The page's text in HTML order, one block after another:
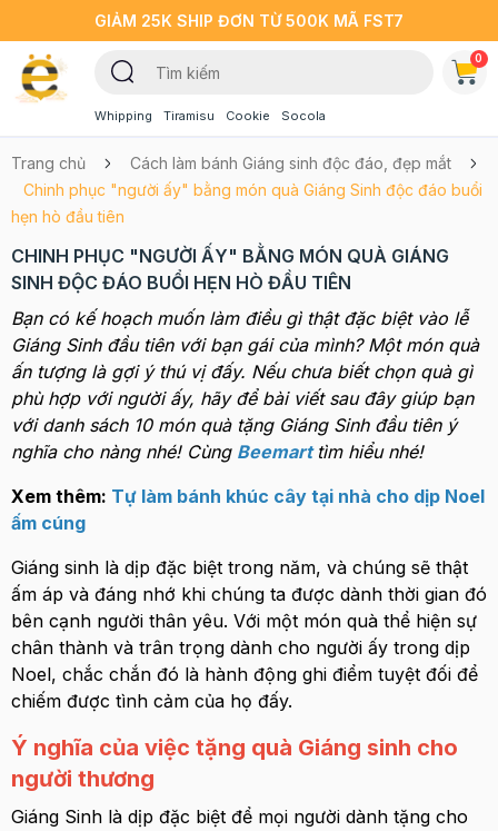
GIẢM 25K SHIP ĐƠN TỪ 500K MÃ FST7
Whipping Tiramisu Cookie Socola
0
Trang chủ
Cách làm bánh Giáng sinh độc đáo, đẹp mắt
Chinh phục "người ấy" bằng món quà Giáng Sinh độc đáo buổi
hẹn hò đầu tiên
CHINH PHỤC "NGƯỜI ẤY" BẰNG MÓN QUÀ GIÁNG
SINH ĐỘC ĐÁO BUỔI HẸN HÒ ĐẦU TIÊN
Bạn có kế hoạch muốn làm điều gì thật đặc biệt vào lễ
Giáng Sinh đầu tiên với bạn gái của mình? Một món quà
ấn tượng là gợi ý thú vị đấy. Nếu chưa biết chọn quà gì
phù hợp với người ấy, hãy để bài viết sau đây giúp bạn
với danh sách 10 món quà tặng Giáng Sinh đầu tiên ý
nghĩa cho nàng nhé! Cùng Beemart tìm hiểu nhé!
Xem thêm: Tự làm bánh khúc cây tại nhà cho dịp Noel
ấm cúng
Giáng sinh là dịp đặc biệt trong năm, và chúng sẽ thật
ấm áp và đáng nhớ khi chúng ta được dành thời gian đó
bên cạnh người thân yêu. Với một món quà thể hiện sự
chân thành và trân trọng dành cho người ấy trong dịp
Noel, chắc chắn đó là hành động ghi điểm tuyệt đối để
chiếm được tình cảm của họ đấy.
Ý nghĩa của việc tặng quà Giáng sinh cho
người thương
Giáng Sinh là dịp đặc biệt để mọi người dành tặng cho